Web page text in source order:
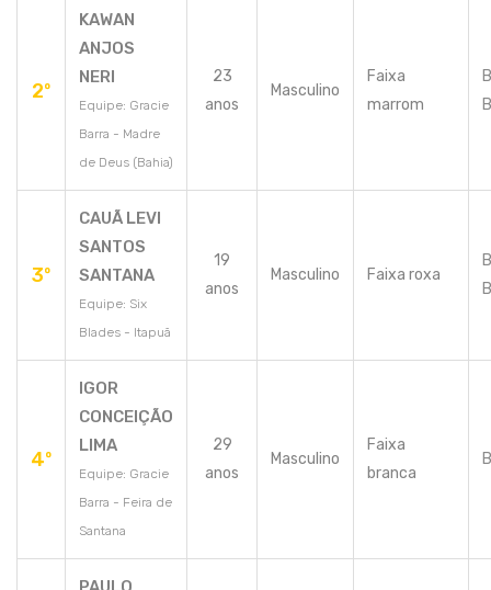
2º
KAWAN
ANJOS
NERI
Equipe: Gracie
Barra - Madre
de Deus (Bahia)
23
anos
Masculino
Faixa
marrom
3º
CAUÃ LEVI
SANTOS
SANTANA
Equipe: Six
Blades - Itapuã
19
anos
Masculino Faixa roxa
4º
IGOR
CONCEIÇÃO
LIMA
Equipe: Gracie
Barra - Feira de
Santana
29
anos
Masculino
Faixa
branca